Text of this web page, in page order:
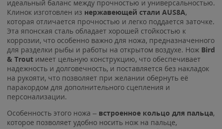
идеальный баланс между прочностью и универсальностью.
Клинок изготовлен из нержавеющей стали AUS8A,
которая отличается прочностью и легко поддается заточке.
Эта японская сталь обладает хорошей стойкостью к
коррозии, что особенно важно для ножа, предназначенного
для разделки рыбы и работы на открытом воздухе. Нож Bird
& Trout имеет цельную конструкцию, что обеспечивает
надежность и долговечность, и поставляется без накладок
на рукояти, что позволяет при желании обернуть её
паракордом для дополнительного сцепления и
персонализации.
Особенность этого ножа – встроенное кольцо для пальца,
которое позволяет удобно носить нож на пальце,